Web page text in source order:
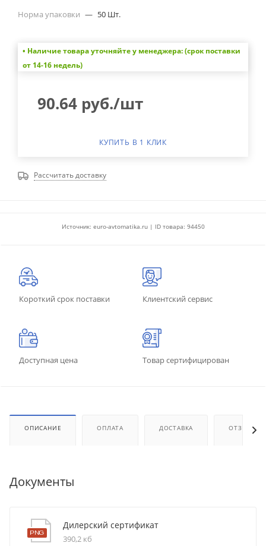
Норма упаковки — 50 Шт.
• Наличие товара уточняйте у менеджера: (срок поставки
от 14-16 недель)
90.64 руб./шт
КУПИТЬ В 1 КЛИК
Рассчитать доставку
Источник: euro-avtomatika.ru | ID товара: 94450
Короткий срок поставки Клиентский сервис
Доступная цена Товар сертифицирован
ОПИСАНИЕ ОПЛАТА ДОСТАВКА ОТЗЫВЫ
Документы
Дилерский сертификат
390,2 кб